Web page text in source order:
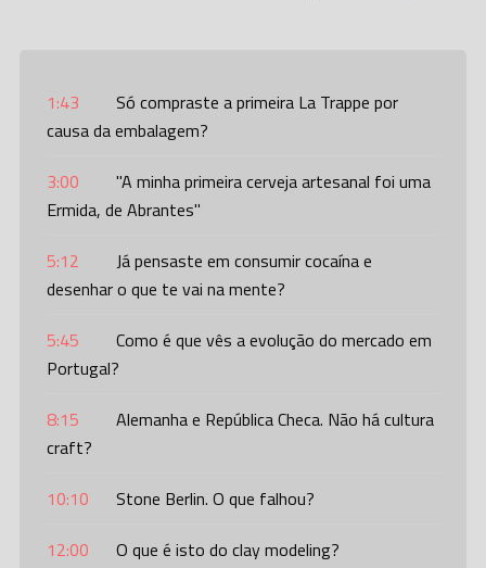
1:43
Só compraste a primeira La Trappe por
causa da embalagem?
3:00
"A minha primeira cerveja artesanal foi uma
Ermida, de Abrantes"
5:12
Já pensaste em consumir cocaína e
desenhar o que te vai na mente?
5:45
Como é que vês a evolução do mercado em
Portugal?
8:15
Alemanha e República Checa. Não há cultura
craft?
10:10
Stone Berlin. O que falhou?
12:00
O que é isto do clay modeling?